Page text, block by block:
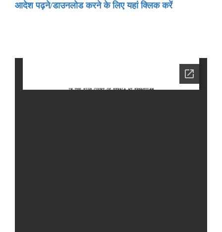
आदेश पढ़ने/डाउनलोड करने के लिए यहां क्लिक करें